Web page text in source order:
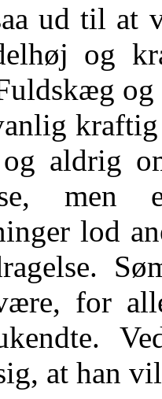
ud til at
og
og aldrig
lod
for
at han